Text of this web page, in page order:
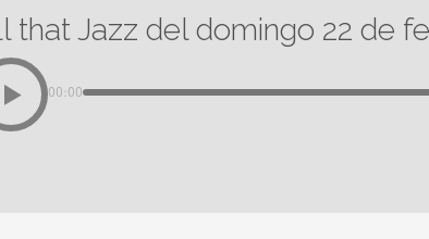
that Jazz del domingo 22 de
00:00